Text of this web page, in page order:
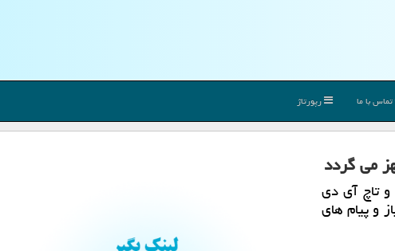
تماس با ما رپورتاژ
می گردد
تاچ آی دی
و پیام های